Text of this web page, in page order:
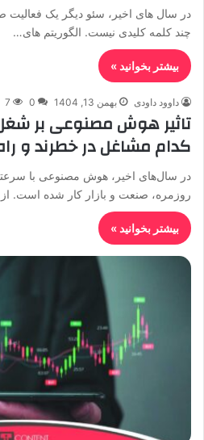
در سال های اخیر، سئو دیگر یک فعالیت
چند کلمه کلیدی نیست. الگوریتم های…
بیشتر بخوانید »
داوود داودی بهمن 13, 1404 0
7
تاثیر هوش مصنوعی بر
کدام مشاغل در خطرند و
در سال‌های اخیر، هوش مصنوعی با سرعتی
روزمره، صنعت و بازار کار شده است.
بیشتر بخوانید »